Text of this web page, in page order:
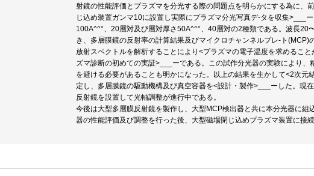
射鏡の性能評価とプラズマを分光する際の問題点を明らかにする為に、
じ込め装置ガンマ10に設置し実際にプラズマ分光写真デ-タを収集>___
100A^^°、20層対及び層対厚さ50A^^°、40層対の2種類である。波長
き、多層膜鏡の反射率の計算結果及びマイクロチャンネルプレ-ト
放射スペクトルを解析することにより<プラズマの電子温度を求めるこ
ズマ診断の初めての実証>___ーである。この試作分光器の実験により
を避ける必要があることも明かになった。以上の結果を生かして<2次
定し、多層膜鏡の駆動機構及び真空容器を<設計・製作>___ーした。現
反射鏡を設置して光軸調整が進行中である。
今後は大型多層膜反射鏡を製作し、大型MCP検出器と共に本分光器に
器の性能評価及び調整を行った後、大型磁場閉じ込めプラズマ装置に接